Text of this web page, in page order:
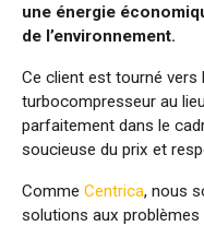
une énergie
de l’environnement.
Ce client est tourné vers
turbocompresseur au
parfaitement dans le
soucieuse du prix et
Comme Centrica, nous
solutions aux problèmes